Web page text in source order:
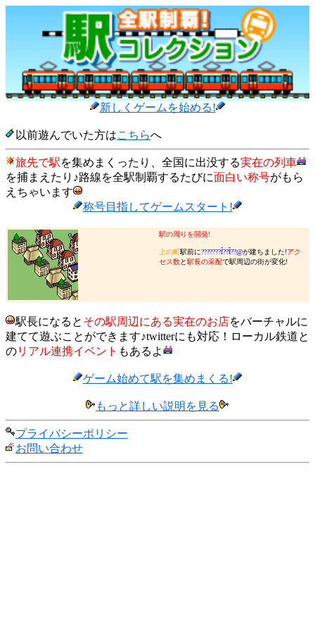
新しくゲームを始める!
以前遊んでいた方はこちらへ
旅先で駅を集めまくったり、全国に出没する実在の列車
を捕まえたり♪路線を全駅制覇するたびに面白い称号がもら
えちゃいます
称号目指してゲームスタート!
駅の周りを開発!
上の町駅前に???????Ȋ??Ȉ??@が建ちました!アク
セス数と駅長の采配で駅周辺の街が変化!
駅長になると その駅周辺にある実在のお店をバーチャルに
建てて遊ぶことができます♪twitterにも対応！ローカル鉄道と
のリアル連携イベント もあるよ
ゲーム始めて駅を集めまくる!
もっと詳しい説明を見る
プライバシーポリシー
お問い合わせ